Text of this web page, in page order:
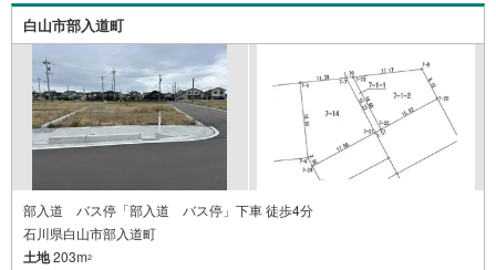
白山市部入道町
部入道 バス停「部入道 バス停」下車 徒歩4分
石川県白山市部入道町
土地203m2